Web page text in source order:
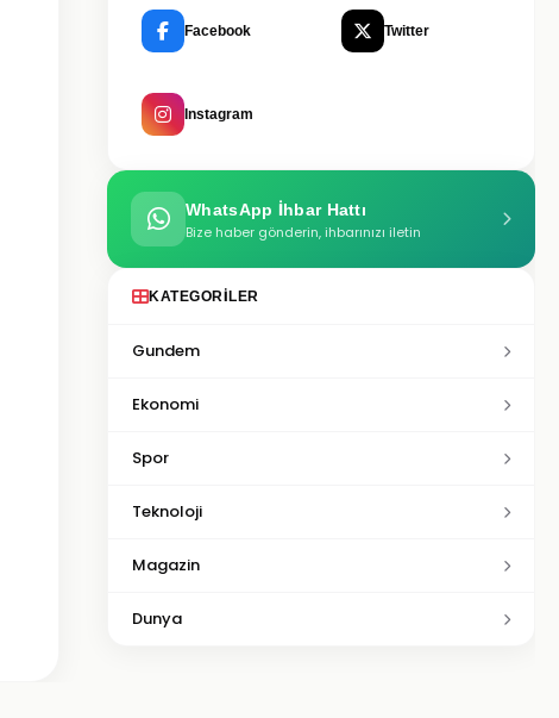
Facebook Twitter
Instagram
WhatsApp İhbar Hattı
Bize haber gönderin, ihbarınızı iletin
KATEGORILER
Gundem
Ekonomi
Spor
Teknoloji
Magazin
Dunya